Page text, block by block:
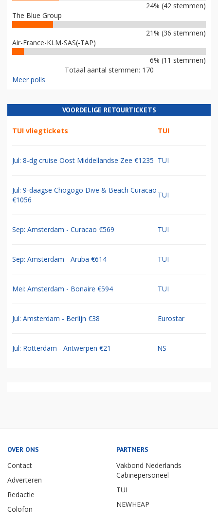
24% (42 stemmen)
The Blue Group
21% (36 stemmen)
Air-France-KLM-SAS(-TAP)
6% (11 stemmen)
Totaal aantal stemmen: 170
Meer polls
VOORDELIGE RETOURTICKETS
TUI vliegtickets TUI
Jul: 8-dg cruise Oost Middellandse Zee €1235 TUI
Jul: 9-daagse Chogogo Dive & Beach Curacao
€1056
TUI
Sep: Amsterdam - Curacao €569 TUI
Sep: Amsterdam - Aruba €614 TUI
Mei: Amsterdam - Bonaire €594 TUI
Jul: Amsterdam - Berlijn €38 Eurostar
Jul: Rotterdam - Antwerpen €21 NS
OVER ONS
Contact
Adverteren
Redactie
Colofon
PARTNERS
Vakbond Nederlands
Cabinepersoneel
TUI
NEWHEAP